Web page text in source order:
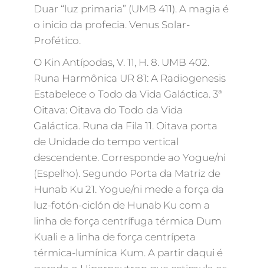
Duar “luz primaria” (UMB 411). A magia é
o inicio da profecia. Venus Solar-
Profético.
O Kin Antípodas, V. 11, H. 8. UMB 402.
Runa Harmônica UR 81: A Radiogenesis
Estabelece o Todo da Vida Galáctica. 3ª
Oitava: Oitava do Todo da Vida
Galáctica. Runa da Fila 11. Oitava porta
de Unidade do tempo vertical
descendente. Corresponde ao Yogue/ni
(Espelho). Segundo Porta da Matriz de
Hunab Ku 21. Yogue/ni mede a força da
luz-fotón-ciclón de Hunab Ku com a
linha de força centrífuga térmica Dum
Kuali e a linha de força centrípeta
térmica-lumínica Kum. A partir daqui é